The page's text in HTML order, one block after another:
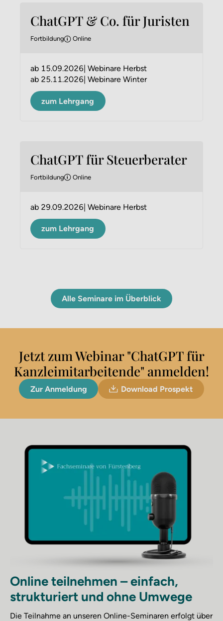
ChatGPT & Co. für Juristen
Fortbildung Online
ab 15.09.2026 Webinare Herbst
ab 25.11.2026 Webinare Winter
zum Lehrgang
ChatGPT für Steuer­berater
Fortbildung Online
ab 29.09.2026 Webinare Herbst
zum Lehrgang
Alle Seminare im Überblick
Jetzt zum Webinar "ChatGPT für
Kanzleimitarbeitende" anmelden!
Zur Anmeldung Download Prospekt
Online teilnehmen – einfach,
strukturiert und ohne Umwege
Die Teilnahme an unseren Online-Seminaren erfolgt über